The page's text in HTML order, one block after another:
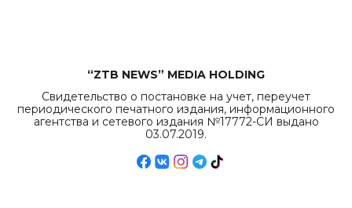
“ZTB NEWS” MEDIA HOLDING
Свидетельство о постановке на учет, переучет
периодического печатного издания, информационного
агентства и сетевого издания №17772-СИ выдано
03.07.2019.